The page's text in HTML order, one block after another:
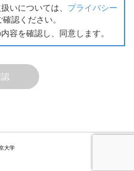
いについては、 プライバシー
確認ください。
容を確認し、同意します。
大学